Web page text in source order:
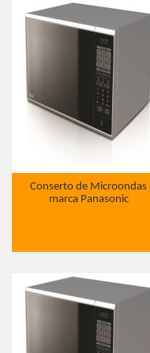
Conserto de Microondas
marca Panasonic